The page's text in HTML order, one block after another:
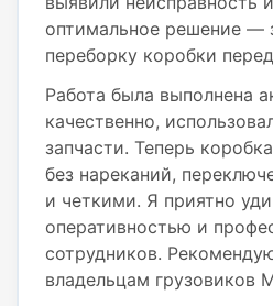
оптимальное решение —
переборку коробки
Работа была выполнена
качественно,
запчасти. Теперь
без нареканий,
и четкими. Я приятно
оперативностью и
сотрудников.
владельцам грузовиков